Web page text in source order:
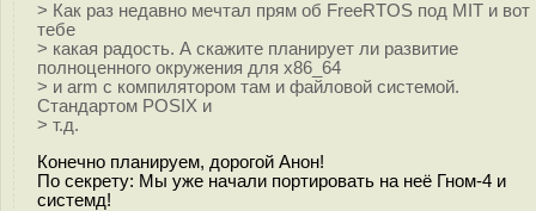
> Как раз недавно мечтал прям об FreeRTOS под MIT и вот
тебе
> какая радость. А скажите планирует ли развитие
полноценного окружения для x86_64
> и arm с компилятором там и файловой системой.
Стандартом POSIX и
> т.д.
Конечно планируем, дорогой Анон!
По секрету: Мы уже начали портировать на неё Гном-4 и
системд!